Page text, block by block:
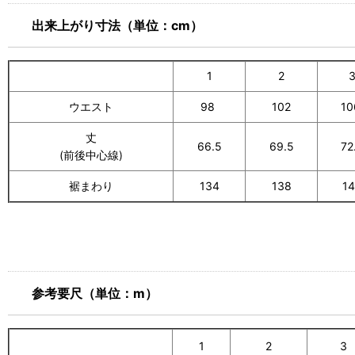
出来上がり寸法（単位：cm）
1 2 3
ウエスト 98 102
丈
(前後中心線)
66.5 69.5
裾まわり 134 138
参考要尺（単位：m）
1 2 3